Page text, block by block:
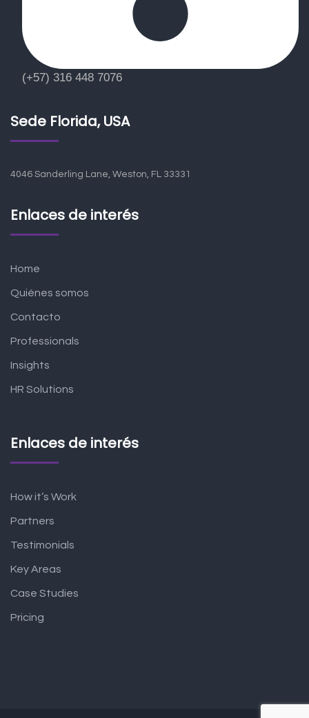
(+57) 316 448 7076
Sede Florida, USA
4046 Sanderling Lane, Weston, FL 33331
Enlaces de interés
Home
Quiénes somos
Contacto
Professionals
Insights
HR Solutions
Enlaces de interés
How it’s Work
Partners
Testimonials
Key Areas
Case Studies
Pricing